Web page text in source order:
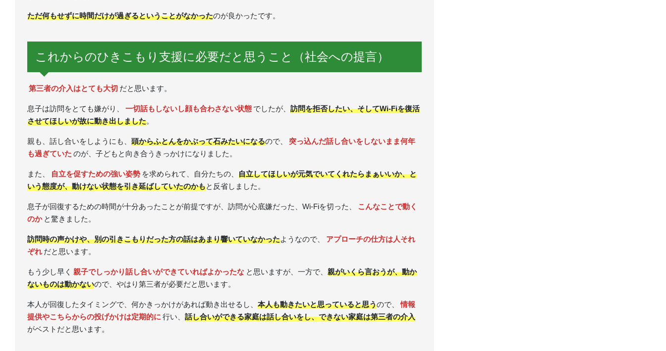
ただ何もせずに時間だけが過ぎるということがなかったのが良かったです。
これからのひきこもり支援に必要だと思うこと（社会への提言）
第三者の介入はとても大切 だと思います。
息子は訪問をとても嫌がり、 一切話もしないし顔も合わさない状態 でしたが、 訪問を拒否したい、そしてWi-Fiを復活
させてほしいが故に動き出しました。
親も、話し合いをしようにも、 頭からふとんをかぶって石みたいになるので、
突っ込んだ話し合いをしないまま何年
も過ぎていた のが、子どもと向き合うきっかけになりました。
また、 自立を促すための強い姿勢 を求められて、自分たちの、 自立してほしいが元気でいてくれたらまぁいいか、と
いう態度が、動けない状態を引き延ばしていたのかもと反省しました。
息子が回復するための時間が十分あったことが前提ですが、訪問が心底嫌だった、Wi-Fiを切った、
こんなことで動く
のか と驚きました。
訪問時の声かけや、別の引きこもりだった方の話はあまり響いていなかったようなので、
アプローチの仕方は人それ
ぞれ だと思います。
もう少し早く 親子でしっかり話し合いができていればよかったな と思いますが、一方で、 親がいくら言おうが、動か
ないものは動かないので、やはり第三者が必要だと思います。
本人が回復したタイミングで、何かきっかけがあれば動き出せるし、 本人も動きたいと思っていると思うので、
情報
提供やこちらからの投げかけは定期的に 行い、 話し合いができる家庭は話し合いをし、できない家庭は第三者の介入
がベストだと思います。